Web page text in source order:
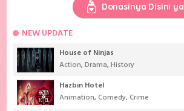
Donasinya Disini ya
NEW UPDATE
House of Ninjas
Action,Drama,History
Hazbin Hotel
Animation, Comedy, Crime